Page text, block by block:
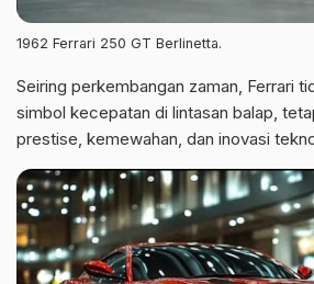
1962 Ferrari 250 GT Berlinetta.
Seiring perkembangan zaman, Ferrari
simbol kecepatan di lintasan balap,
prestise, kemewahan, dan inovasi